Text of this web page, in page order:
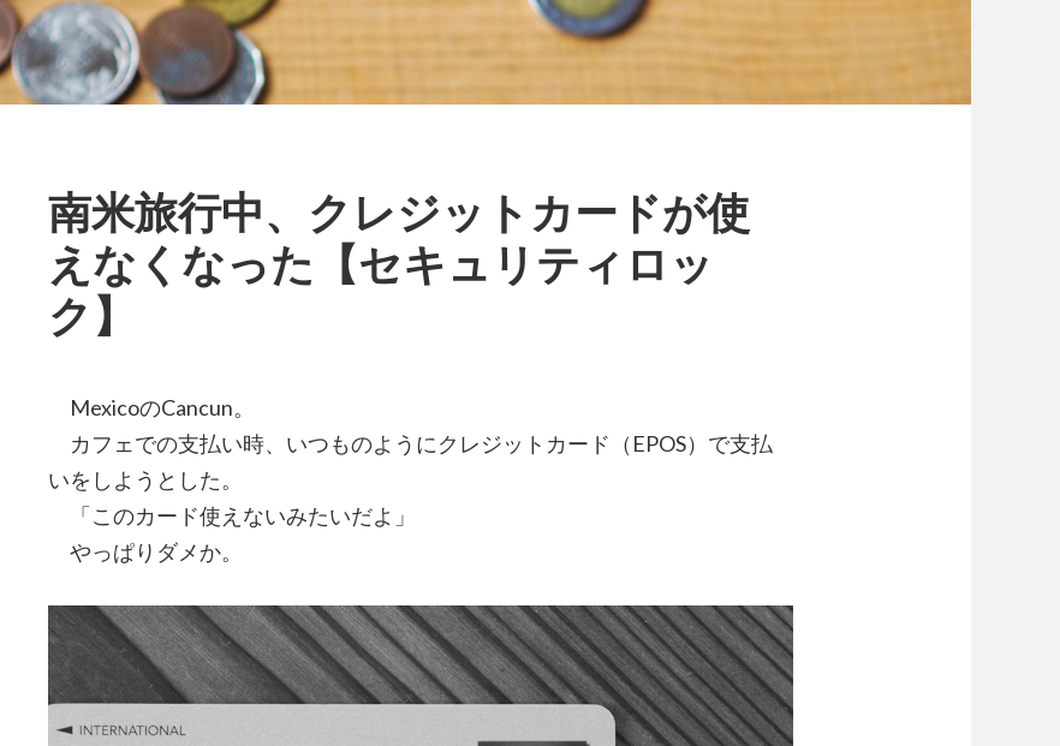
南米旅行中、クレジットカードが使
えなくなった【セキュリティロッ
ク】
MexicoのCancun。
カフェでの支払い時、いつものようにクレジットカード（EPOS）で支払
いをしようとした。
「このカード使えないみたいだよ」
やっぱりダメか。